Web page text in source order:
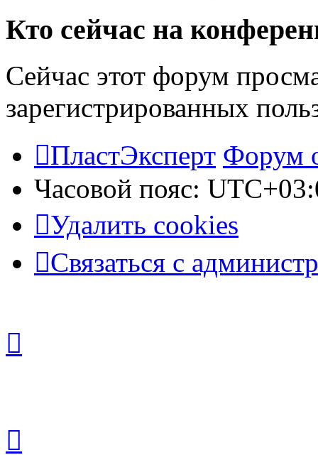
Кто сейчас на
Сейчас этот форум
зарегистрированных
ПластЭксперт Форум
Часовой пояс:
Удалить cookies
Связаться с